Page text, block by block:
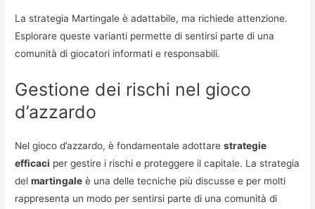
La strategia Martingale è adattabile, ma richiede attenzione.
Esplorare queste varianti permette di sentirsi parte di una
comunità di giocatori informati e responsabili.
Gestione dei rischi nel gioco
d’azzardo
Nel gioco d’azzardo, è fondamentale adottarestrategie
efficaci per gestire i rischi e proteggere il capitale. La strategia
delmartingale è una delle tecniche più discusse e per molti
rappresenta un modo per sentirsi parte di una comunità di